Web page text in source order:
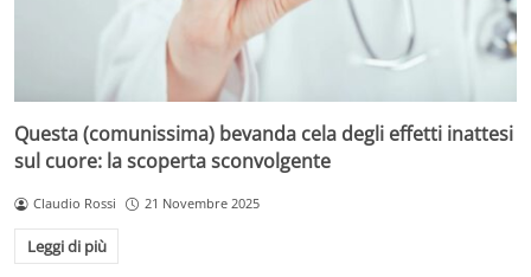
Questa (comunissima) bevanda cela degli effetti inattesi
sul cuore: la scoperta sconvolgente
Claudio Rossi 21 Novembre 2025
Leggi di più